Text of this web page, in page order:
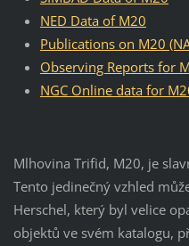
NED Data of M20
Publications on M20
Observing Reports for
NGC Online data for
Mlhovina Trifid, M20, je
Tento jedinečný vzhled
Herschel, který byl velice
objektů ve svém katalogu,